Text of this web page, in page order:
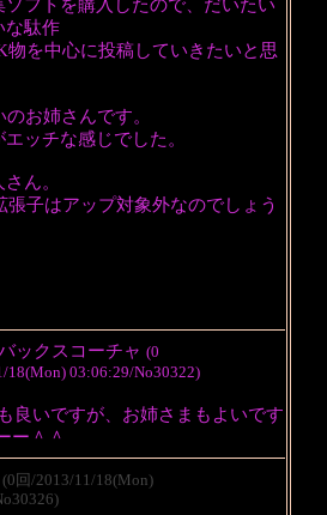
フトを購入したので、だいたい
な駄作
物を中心に投稿していきたいと思
お姉さんです。
ッチな感じでした。
ん。
張子はアップ対象外なのでしょう
ックスコーチャ (0
18(Mon) 03:06:29/No30322)
良いですが、お姉さまもよいです
ー＾＾
(0回/2013/11/18(Mon)